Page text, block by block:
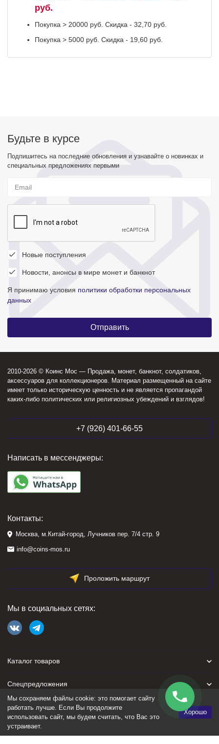
руб.
Покупка > 20000 руб. Скидка - 32,70 руб.
Покупка > 5000 руб. Скидка - 19,60 руб.
Будьте в курсе
Подпишитесь на последние обновления и узнавайте о новинках и
специальных предложениях первыми
Новые поступления
Новости, анонсы в мире монет и банкнот
Я принимаю условия политики обработки персональных
данных
2010-2026 © Коинс Мос — Продажа, монет, банкнот, солдатиков,
аксессуаров для коллекционеров. Материал размещенный на сайте
имеет только историческую ценность и не является пропагандой
каких-либо политических или религиозных убеждений и взглядов!
+7 (926) 401-66-55
Написать в мессенджеры:
Контакты:
Москва, м.Китай-город, Лучников пер. 7/4 стр. 9
info@coins-mos.ru
Проложить маршрут
Мы в социальных сетях:
Каталог товаров
Спецпредложения
Для покупателя
Политика персональных данных
Мы сохраняем файлы cookie: это помогает сайту
работать лучше. Если Вы продолжите
использовать сайт, мы будем считать, что Вас это
устраивает.
Хорошо